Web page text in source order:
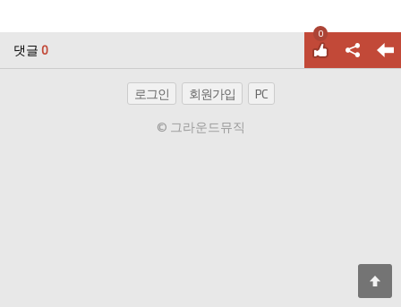
댓글 0
0
로그인 회원가입 PC
© 그라운드뮤직